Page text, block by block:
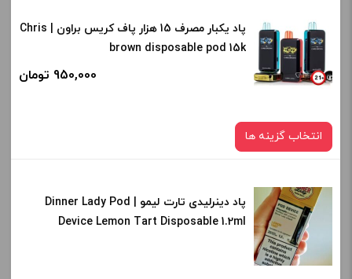
پاد یکبار مصرف 15 هزار پاف کریس براون | Chris
brown disposable pod 15k
950,000 تومان
انتخاب گزینه ها
طعم:
توت فرنگی موز
هندوانه توت فرنگی
پاد دینرلیدی تارت لیمو | Dinner Lady Pod
Device Lemon Tart Disposable 1.2ml